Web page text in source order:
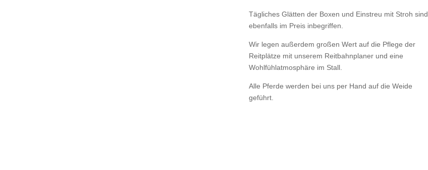
Tägliches Glätten der Boxen und Einstreu mit Stroh sind
ebenfalls im Preis inbegriffen.
Wir legen außerdem großen Wert auf die Pflege der
Reitplätze mit unserem Reitbahnplaner und eine
Wohlfühlatmosphäre im Stall.
Alle Pferde werden bei uns per Hand auf die Weide
geführt.